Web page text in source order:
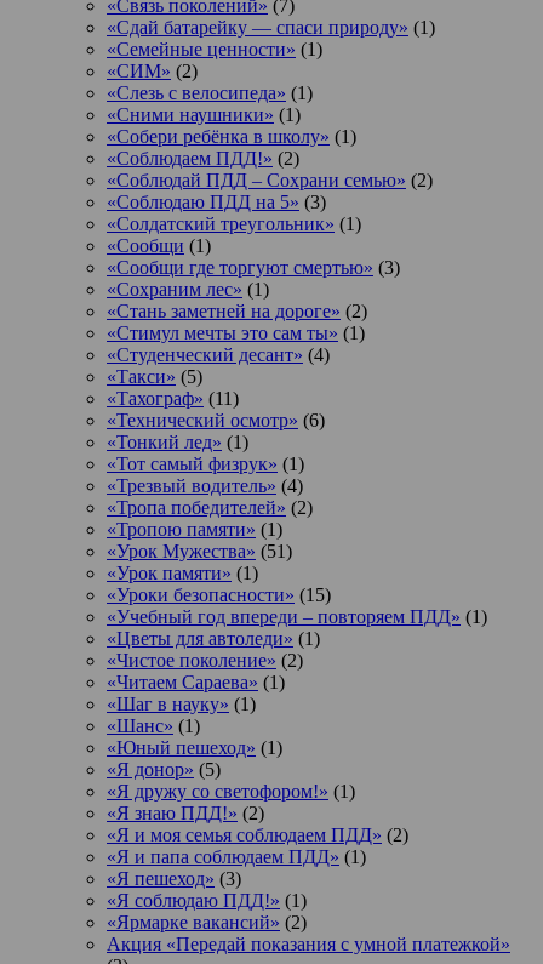
«Связь поколений» (7)
«Сдай батарейку — спаси природу» (1)
«Семейные ценности» (1)
«СИМ» (2)
«Слезь с велосипеда» (1)
«Сними наушники» (1)
«Собери ребёнка в школу» (1)
«Соблюдаем ПДД!» (2)
«Соблюдай ПДД – Сохрани семью» (2)
«Соблюдаю ПДД на 5» (3)
«Солдатский треугольник» (1)
«Сообщи (1)
«Сообщи где торгуют смертью» (3)
«Сохраним лес» (1)
«Стань заметней на дороге» (2)
«Стимул мечты это сам ты» (1)
«Студенческий десант» (4)
«Такси» (5)
«Тахограф» (11)
«Технический осмотр» (6)
«Тонкий лед» (1)
«Тот самый физрук» (1)
«Трезвый водитель» (4)
«Тропа победителей» (2)
«Тропою памяти» (1)
«Урок Мужества» (51)
«Урок памяти» (1)
«Уроки безопасности» (15)
«Учебный год впереди – повторяем ПДД» (1)
«Цветы для автоледи» (1)
«Чистое поколение» (2)
«Читаем Сараева» (1)
«Шаг в науку» (1)
«Шанс» (1)
«Юный пешеход» (1)
«Я донор» (5)
«Я дружу со светофором!» (1)
«Я знаю ПДД!» (2)
«Я и моя семья соблюдаем ПДД» (2)
«Я и папа соблюдаем ПДД» (1)
«Я пешеход» (3)
«Я соблюдаю ПДД!» (1)
«Ярмарке вакансий» (2)
Акция «Передай показания с умной платежкой»